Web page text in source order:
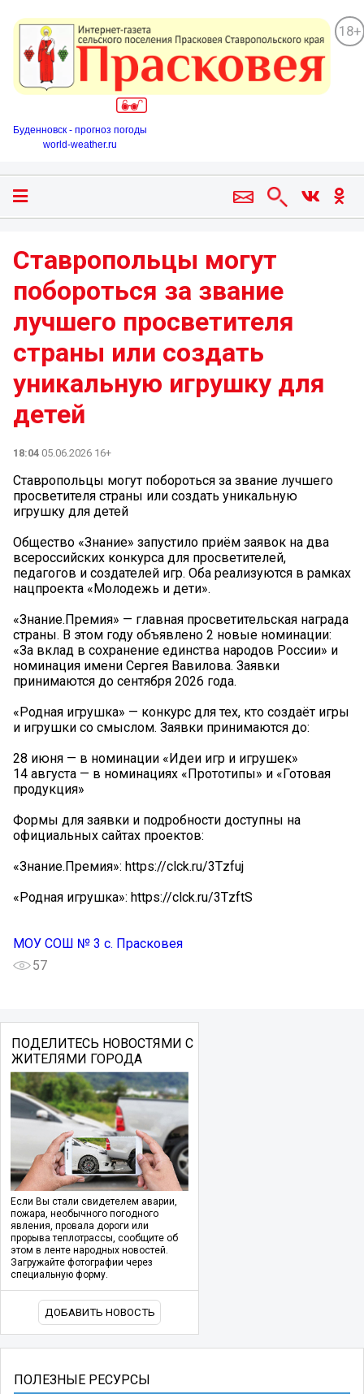
18+
Буденновск - прогноз погоды
world-weather.ru
Ставропольцы могут
побороться за звание
лучшего просветителя
страны или создать
уникальную игрушку для
детей
18:04 05.06.2026 16+
Ставропольцы могут побороться за звание лучшего
просветителя страны или создать уникальную
игрушку для детей
Общество «Знание» запустило приём заявок на два
всероссийских конкурса для просветителей,
педагогов и создателей игр. Оба реализуются в рамках
нацпроекта «Молодежь и дети».
«Знание.Премия» — главная просветительская награда
страны. В этом году объявлено 2 новые номинации:
«За вклад в сохранение единства народов России» и
номинация имени Сергея Вавилова. Заявки
принимаются до сентября 2026 года.
«Родная игрушка» — конкурс для тех, кто создаёт игры
и игрушки со смыслом. Заявки принимаются до:
28 июня — в номинации «Идеи игр и игрушек»
14 августа — в номинациях «Прототипы» и «Готовая
продукция»
Формы для заявки и подробности доступны на
официальных сайтах проектов:
«Знание.Премия»: https://clck.ru/3Tzfuj
«Родная игрушка»: https://clck.ru/3TzftS
МОУ СОШ № 3 с. Прасковея
57
ПОДЕЛИТЕСЬ НОВОСТЯМИ С
ЖИТЕЛЯМИ ГОРОДА
Если Вы стали свидетелем аварии,
пожара, необычного погодного
явления, провала дороги или
прорыва теплотрассы, сообщите об
этом в ленте народных новостей.
Загружайте фотографии через
специальную форму.
ДОБАВИТЬ НОВОСТЬ
ПОЛЕЗНЫЕ РЕСУРСЫ